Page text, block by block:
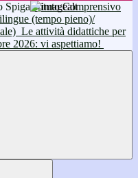
Istituto Comprensivo
(tempo pieno)/
Le attività didattiche per
2026: vi aspettiamo!